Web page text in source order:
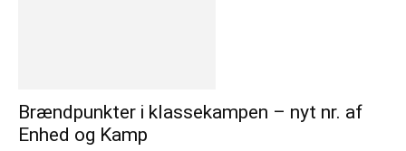
Brændpunkter i klassekampen – nyt nr. af
Enhed og Kamp